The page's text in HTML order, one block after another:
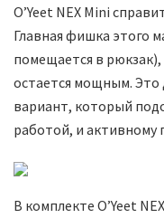
O’Yeet NEX Mini
Главная фишка этого
помещается в рюкзак),
остается мощным. Это
вариант, который
работой, и активному
В комплекте O’Yeet